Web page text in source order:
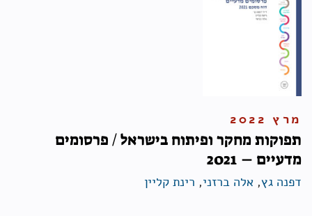
מרץ 2022
תפוקות מחקר ופיתוח בישראל / פרסומים
מדעיים – 2021
דפנה גץ, אלה ברזני, רינת קליין